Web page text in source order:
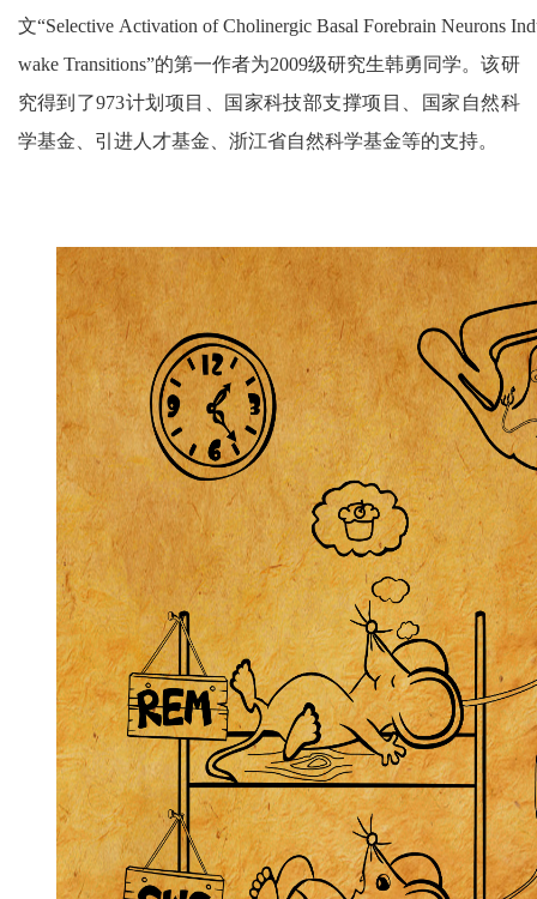
文“Selective Activation of Cholinergic Basal Forebrain Neurons
wake Transitions”的第一作者为2009级研究生韩勇同学。该研
究得到了973计划项目、国家科技部支撑项目、国家自然科
学基金、引进人才基金、浙江省自然科学基金等的支持。